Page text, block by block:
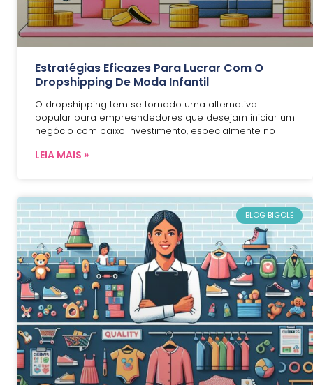
Estratégias Eficazes Para Lucrar Com O
Dropshipping De Moda Infantil
O dropshipping tem se tornado uma alternativa
popular para empreendedores que desejam iniciar um
negócio com baixo investimento, especialmente no
LEIA MAIS »
BLOG BIGOLÊ